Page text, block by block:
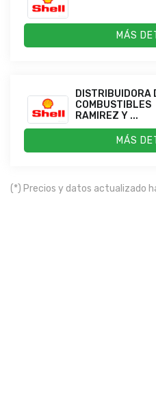
MÁS
DISTRIBUIDORA
COMBUSTIBLES
RAMIREZ Y ...
MÁS
(*) Precios y datos actualizado